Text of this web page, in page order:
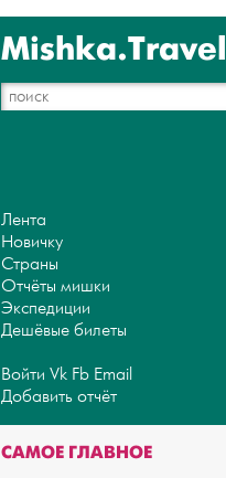
Mishka.Travel
Лента
Новичку
Страны
Отчёты мишки
Экспедиции
Дешёвые билеты
Войти Vk Fb Email
Добавить отчёт
САМОЕ ГЛАВНОЕ